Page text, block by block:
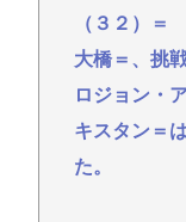
（３２）＝
大橋＝、挑
ロジョン・
キスタン＝
た。